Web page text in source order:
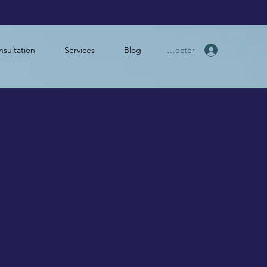
Services Blog Se connecter